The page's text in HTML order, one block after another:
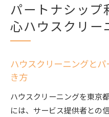
パートナシップ
心ハウスクリー
ハウスクリーニングと
き方
ハウスクリーニングを東京
には、サービス提供者との